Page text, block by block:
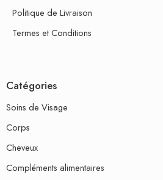
Politique de Livraison
Termes et Conditions
Catégories
Soins de Visage
Corps
Cheveux
Compléments alimentaires